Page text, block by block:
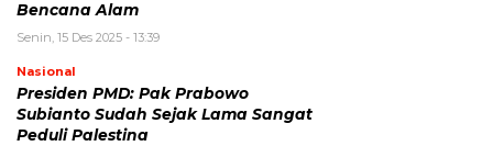
Bencana Alam
Senin, 15 Des 2025 - 13:39
Nasional
Presiden PMD: Pak Prabowo
Subianto Sudah Sejak Lama Sangat
Peduli Palestina